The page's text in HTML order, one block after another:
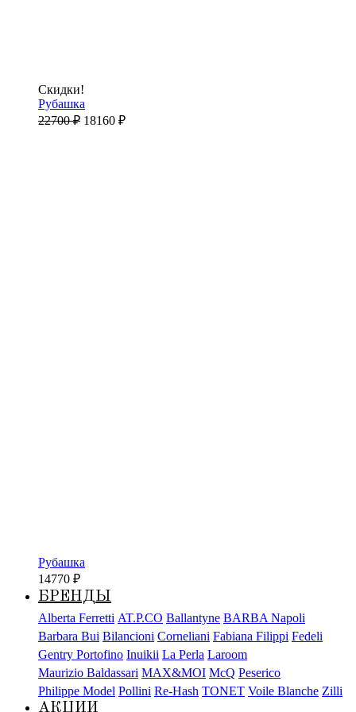
Скидки!
Рубашка
22700₽ 18160 ₽
Рубашка
14770 ₽
БРЕНДЫ
Alberta Ferretti AT.P.CO Ballantyne BARBA Napoli
Barbara Bui Bilancioni Corneliani Fabiana Filippi Fedeli
Gentry Portofino Inuikii La Perla Laroom
Maurizio Baldassari MAX&MOI McQ Peserico
Philippe Model Pollini Re-Hash TONET Voile Blanche Zilli
АКЦИИ